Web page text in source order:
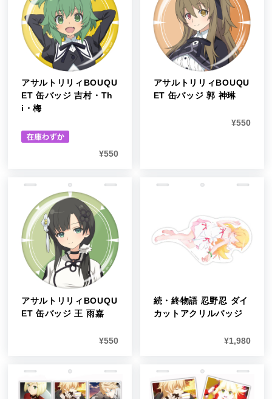
アサルトリリィBOUQU
ET 缶バッジ 吉村・Th
i・梅
¥550
アサルトリリィBOUQU
ET 缶バッジ 郭 神琳
¥550
アサルトリリィBOUQU
ET 缶バッジ 王 雨嘉
¥550
続・終物語 忍野忍 ダイ
カットアクリルバッジ
¥1,980